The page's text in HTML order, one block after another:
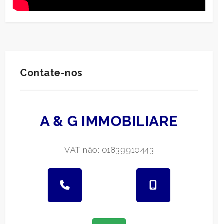
Contate-nos
A & G IMMOBILIARE
VAT não: 01839910443